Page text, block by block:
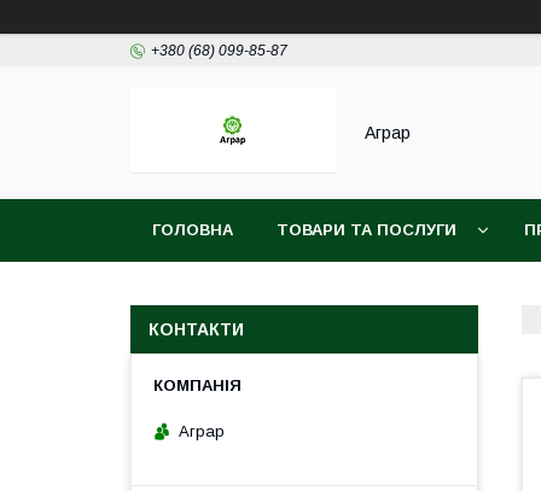
+380 (68) 099-85-87
Аграр
ГОЛОВНА ТОВАРИ ТА ПОСЛУГИ
КОНТАКТИ
Аграр